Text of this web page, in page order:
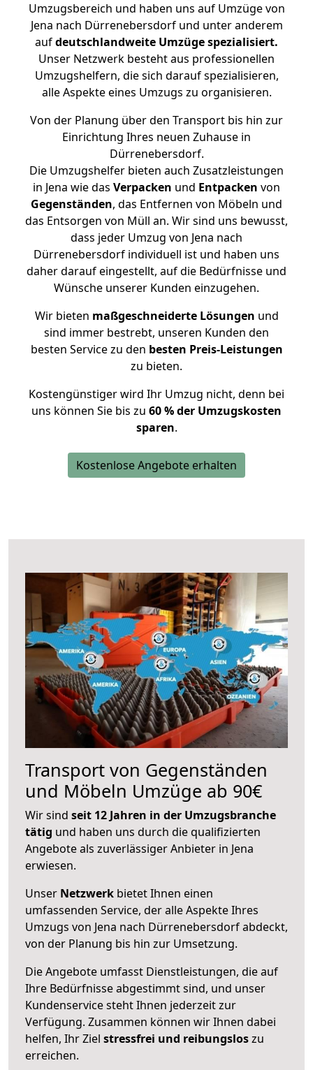
Umzugsbereich und haben uns auf Umzüge von
Jena nach Dürrenebersdorf und unter anderem
aufdeutschlandweite Umzüge spezialisiert.
Unser Netzwerk besteht aus professionellen
Umzugshelfern, die sich darauf spezialisieren,
alle Aspekte eines Umzugs zu organisieren.
Von der Planung über den Transport bis hin zur
Einrichtung Ihres neuen Zuhause in
Dürrenebersdorf.
Die Umzugshelfer bieten auch Zusatzleistungen
in Jena wie das Verpacken und Entpacken von
Gegenständen, das Entfernen von Möbeln und
das Entsorgen von Müll an. Wir sind uns bewusst,
dass jeder Umzug von Jena nach
Dürrenebersdorf individuell ist und haben uns
daher darauf eingestellt, auf die Bedürfnisse und
Wünsche unserer Kunden einzugehen.
Wir bieten maßgeschneiderte Lösungen und
sind immer bestrebt, unseren Kunden den
besten Service zu den besten Preis-Leistungen
zu bieten.
Kostengünstiger wird Ihr Umzug nicht, denn bei
uns können Sie bis zu 60 % der Umzugskosten
sparen.
Kostenlose Angebote erhalten
Transport von Gegenständen
und Möbeln Umzüge ab 90€
Wir sind seit 12 Jahren in der Umzugsbranche
tätig und haben uns durch die qualifizierten
Angebote als zuverlässiger Anbieter in Jena
erwiesen.
Unser Netzwerk bietet Ihnen einen
umfassenden Service, der alle Aspekte Ihres
Umzugs von Jena nach Dürrenebersdorf abdeckt,
von der Planung bis hin zur Umsetzung.
Die Angebote umfasst Dienstleistungen, die auf
Ihre Bedürfnisse abgestimmt sind, und unser
Kundenservice steht Ihnen jederzeit zur
Verfügung. Zusammen können wir Ihnen dabei
helfen, Ihr Ziel stressfrei und reibungsloszu
erreichen.